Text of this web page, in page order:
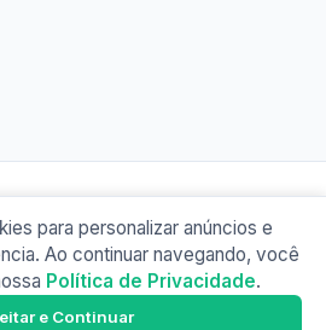
Busão BR
Política de Privacidade
para personalizar anúncios e
Ao continuar navegando, você
Política de Privacidade.
e Continuar